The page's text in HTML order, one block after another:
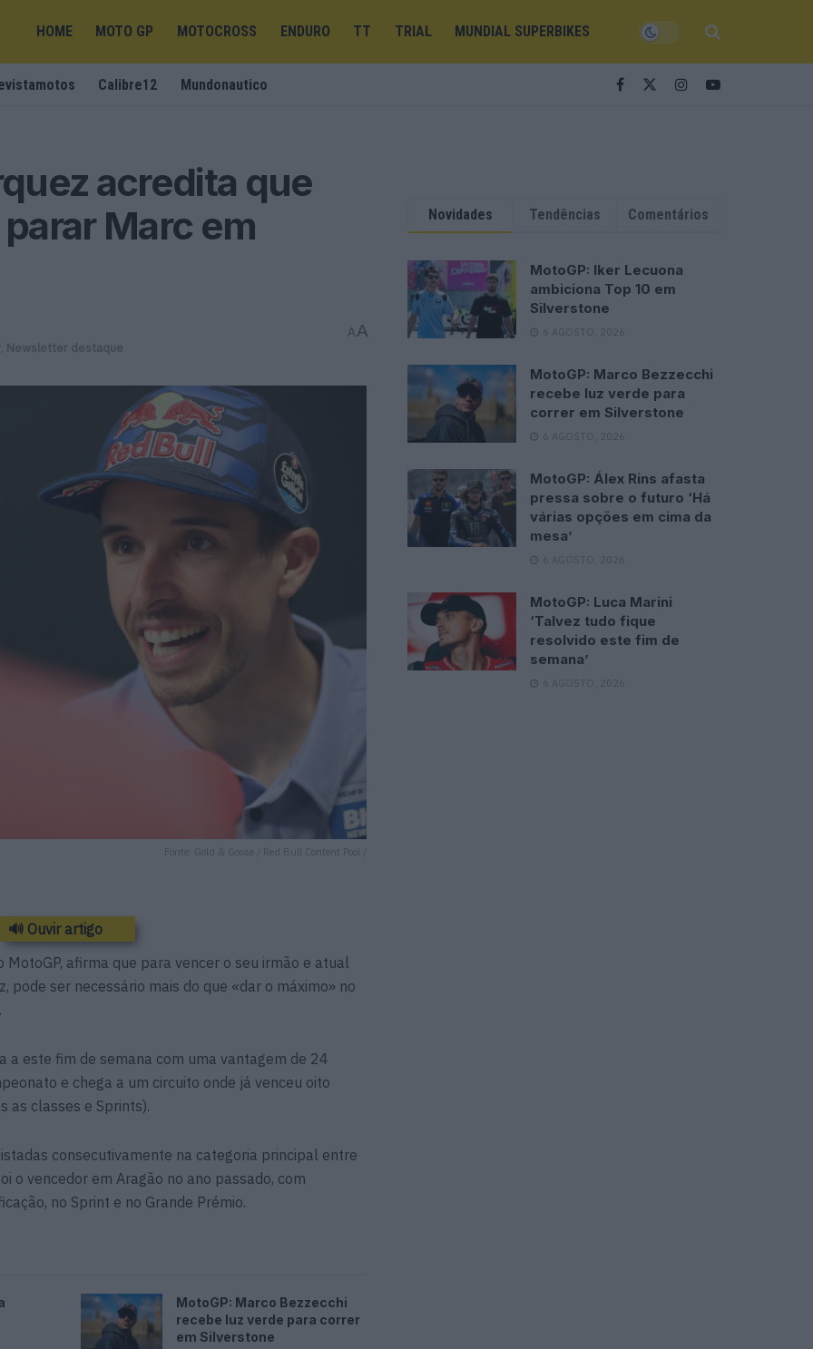
HOME MOTO GP MOTOCROSS ENDURO TT TRIAL MUNDIAL SUPERBIKES
Calibre12 Mundonautico
acredita que
Marc em
Newsletter destaque
AA
Fonte: Gold & Goose / Red Bull Content Pool /
🔊 Ouvir artigo
afirma que para vencer o seu irmão e atual
pode ser necessário mais do que «dar o máximo» no
a este fim de semana com uma vantagem de 24
e chega a um circuito onde já venceu oito
as classes e Sprints).
consecutivamente na categoria principal entre
o vencedor em Aragão no ano passado, com
no Sprint e no Grande Prémio.
MotoGP: Marco Bezzecchi
recebe luz verde para correr
em Silverstone
Novidades Tendências Comentários
MotoGP: Iker Lecuona
ambiciona Top 10 em
Silverstone
6 AGOSTO, 2026
MotoGP: Marco Bezzecchi
recebe luz verde para
correr em Silverstone
6 AGOSTO, 2026
MotoGP: Álex Rins afasta
pressa sobre o futuro ‘Há
várias opções em cima da
mesa’
6 AGOSTO, 2026
MotoGP: Luca Marini
‘Talvez tudo fique
resolvido este fim de
semana’
6 AGOSTO, 2026